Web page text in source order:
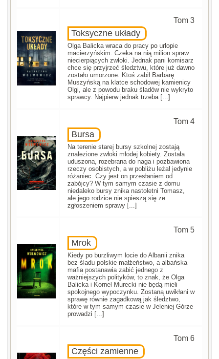
Tom 3
Toksyczne układy
Olga Balicka wraca do pracy po urlopie
macierzyńskim. Czeka na nią milion spraw
niecierpiących zwłoki. Jednak pani komisarz
chce się przyjrzeć śledztwu, które już dawno
zostało umorzone. Ktoś zabił Barbarę
Muszyńską na klatce schodowej kamienicy
Olgi, ale z powodu braku śladów nie wykryto
sprawcy. Najpierw jednak trzeba [...]
Tom 4
Bursa
Na terenie starej bursy szkolnej zostają
znalezione zwłoki młodej kobiety. Została
uduszona, rozebrana do naga i pozbawiona
rzeczy osobistych, a w pobliżu leżał jedynie
różaniec. Czy jest on przesłaniem od
zabójcy? W tym samym czasie z domu
niedaleko bursy znika nastoletni Tomasz,
ale jego rodzice nie spieszą się ze
zgłoszeniem sprawy [...]
Tom 5
Mrok
Kiedy po burzliwym locie do Albanii znika
bez śladu polskie małżeństwo, a albańska
mafia postanawia zabić jednego z
ważniejszych polityków, to znak, że Olga
Balicka i Kornel Murecki nie będą mieli
spokojnego wypoczynku. Zostaną uwikłani w
sprawę równie zagadkową jak śledztwo,
które w tym samym czasie w Jeleniej Górze
prowadzi [...]
Tom 6
Części zamienne